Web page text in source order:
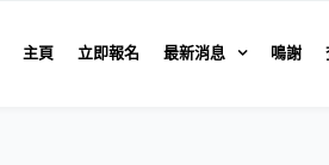
主頁 立即報名 最新消息 鳴謝